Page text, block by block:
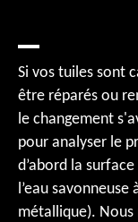
Si vos tuiles sont
être réparés ou
le changement
pour analyser le
d’abord la
l’eau
métallique). Nous